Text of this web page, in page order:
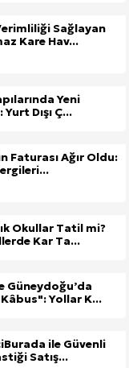
Sağlayan
Kare Hav...
Yeni
Dışı Ç...
Faturası Ağır Oldu:
Okullar Tatil mi?
Kar Ta...
Güneydoğu’da
Yollar K...
ile Güvenli
Satış...
Yumuşak